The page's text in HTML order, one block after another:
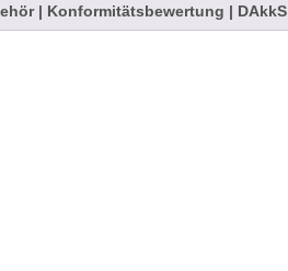
| Konformitätsbewertung | DAkkS